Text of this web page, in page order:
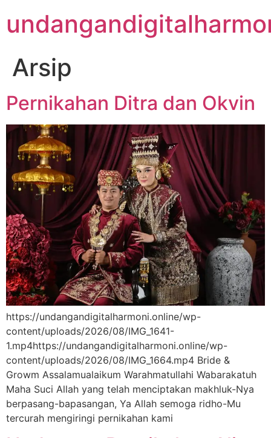
Arsip
Pernikahan Ditra dan Okvin
https://undangandigitalharmoni.online/wp-
content/uploads/2026/08/IMG_1641-
1.mp4https://undangandigitalharmoni.online/wp-
content/uploads/2026/08/IMG_1664.mp4 Bride &
Growm Assalamualaikum Warahmatullahi Wabarakatuh
Maha Suci Allah yang telah menciptakan makhluk-Nya
berpasang-bapasangan, Ya Allah semoga ridho-Mu
tercurah mengiringi pernikahan kami